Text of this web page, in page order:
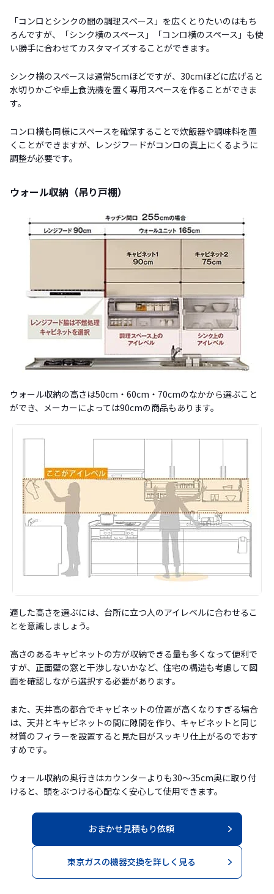
「コンロとシンクの間の調理スペース」を広くとりたいのはもち
ろんですが、「シンク横のスペース」「コンロ横のスペース」も使
い勝手に合わせてカスタマイズすることができます。
シンク横のスペースは通常5cmほどですが、30cmほどに広げると
水切りかごや卓上食洗機を置く専用スペースを作ることができま
す。
コンロ横も同様にスペースを確保することで炊飯器や調味料を置
くことができますが、レンジフードがコンロの真上にくるように
調整が必要です。
ウォール収納（吊り戸棚）
ウォール収納の高さは50cm・60cm・70cmのなかから選ぶこと
ができ、メーカーによっては90cmの商品もあります。
適した高さを選ぶには、台所に立つ人のアイレベルに合わせるこ
とを意識しましょう。
高さのあるキャビネットの方が収納できる量も多くなって便利で
すが、正面壁の窓と干渉しないかなど、住宅の構造も考慮して図
面を確認しながら選択する必要があります。
また、天井高の都合でキャビネットの位置が高くなりすぎる場合
は、天井とキャビネットの間に隙間を作り、キャビネットと同じ
材質のフィラーを設置すると見た目がスッキリ仕上がるのでおす
すめです。
ウォール収納の奥行きはカウンターよりも30〜35cm奥に取り付
けると、頭をぶつける心配なく安心して使用できます。
おまかせ見積もり依頼
東京ガスの機器交換を詳しく見る